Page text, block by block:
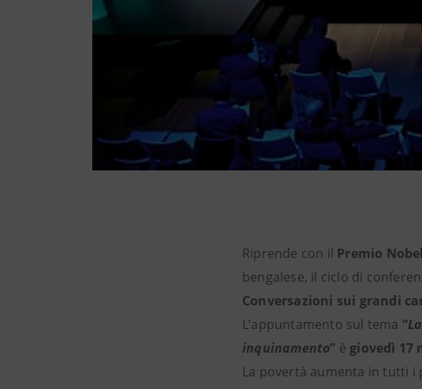
Riprende con il Premio
bengalese, il ciclo di
Conversazioni sui grandi
L’appuntamento sul tema “
inquinamento” è giovedì 17
La povertà aumenta in tutti i